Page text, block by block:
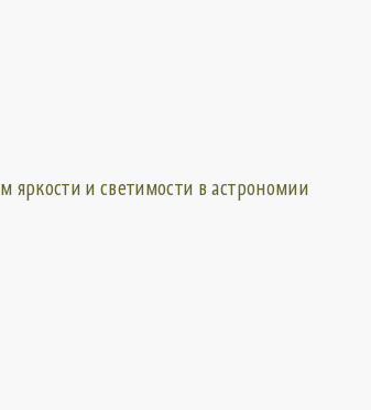
яркости и светимости в астрономии